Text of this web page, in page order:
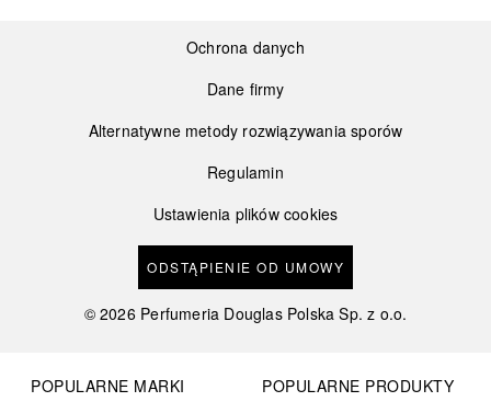
Ochrona danych
Dane firmy
Alternatywne metody rozwiązywania sporów
Regulamin
Ustawienia plików cookies
ODSTĄPIENIE OD UMOWY
©2026 Perfumeria Douglas Polska Sp. z o.o.
POPULARNE MARKI
POPULARNE PRODUKTY